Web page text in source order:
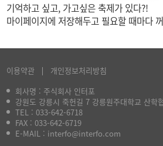
기억하고 싶고, 가고싶은 축제가 있다?!
마이페이지에 저장해두고 필요할 때마다
이용약관
개인정보처리방침
회사명 : 주식회사 인터포
강원도 강릉시 죽헌길 7 강릉원주대학교 산학
TEL :033-642-6718
FAX : 033-642-6719
E-MAIL : interfo@interfo.com